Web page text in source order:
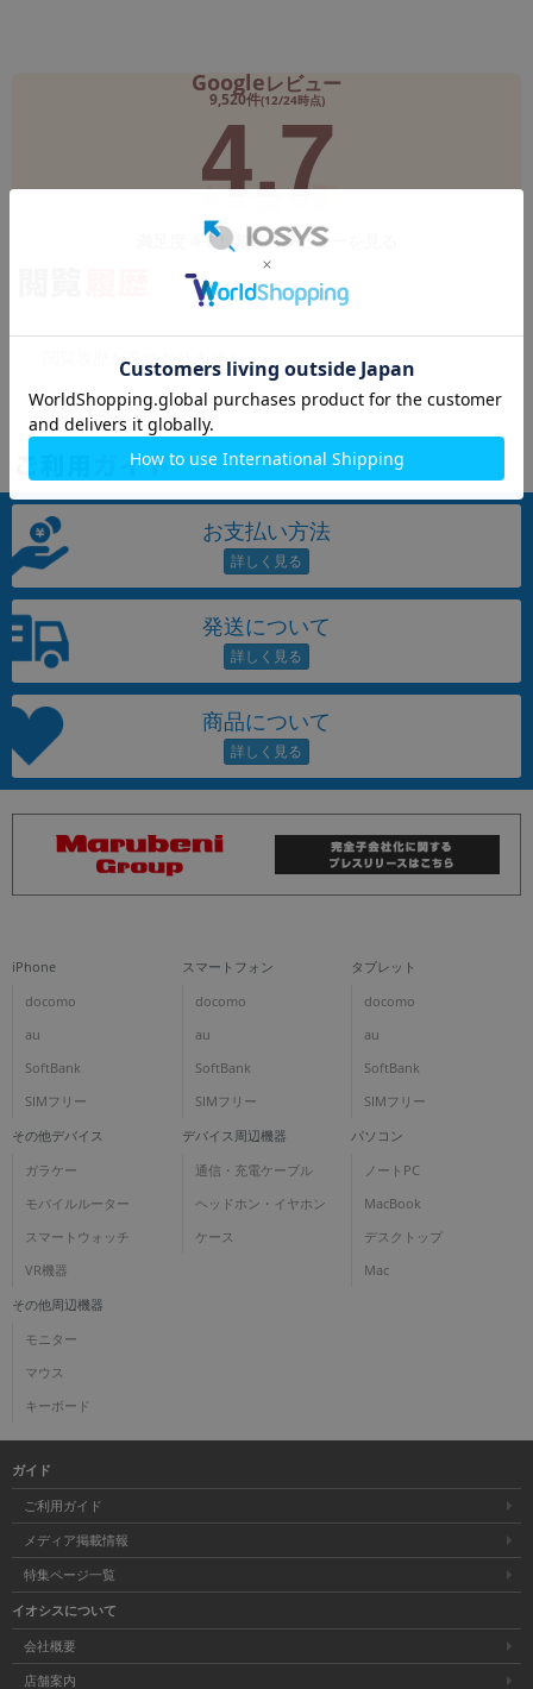
Googleレビュー
9,520件(12/24時点)
4.7
満足度 4.7！実際のレビューを見る
閲覧履歴が見つかりません
お支払い方法
発送について
商品について
iPhone
docomo
au
SoftBank
SIMフリー
スマートフォン
docomo
au
SoftBank
SIMフリー
タブレット
docomo
au
SoftBank
SIMフリー
その他デバイス
ガラケー
モバイルルーター
スマートウォッチ
VR機器
デバイス周辺機器
通信・充電ケーブル
ヘッドホン・イヤホン
ケース
パソコン
ノートPC
MacBook
デスクトップ
Mac
その他周辺機器
モニター
マウス
キーボード
ガイド
ご利用ガイド
メディア掲載情報
特集ページ一覧
イオシスについて
会社概要
店舗案内
各項目のチェックボックスは「or検索」となります。
ただし機能別のみ「and検索」となります。